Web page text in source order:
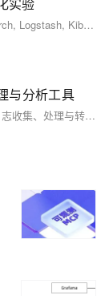
通过本文的步骤，你可以成功配置ELK（Elasticsearch, Logstash, Kibana）来实现nginx、mysql和http日志的可视化。通过Kibana，你可以直观地查看和分析日志数据，从而更好地监控和管理系统。希望这些步骤能帮助你在实际项目中有效地利用ELK来处理日志数据。
与分析工具
Logstash是ELK Stack核心组件之一，具备强大的日志收集、处理与转发能力。它支持多种数据来源，提供灵活的过滤、转换机制，并可通过插件扩展功能，广泛应用于系统日志分析、性能优化及安全合规等领域，是现代日志管理的关键工具。